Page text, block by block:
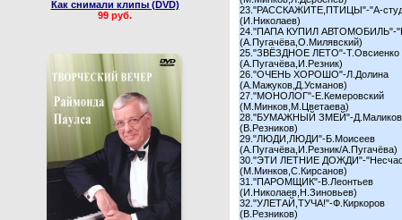
Как снимали клипы (DVD)
99 руб.
23."РАССКАЖИТЕ,ПТИЦЫ"-"А-
(И.Николаев)
24."ПАПА КУПИЛ АВТОМОБИЛЬ"-
(А.Пугачёва,О.Милявский)
25."ЗВЁЗДНОЕ ЛЕТО"-Т.Овсиенко
(А.Пугачёва,И.Резник)
26."ОЧЕНЬ ХОРОШО"-Л.Долина
(А.Мажуков,Д.Усманов)
27."МОНОЛОГ"-Е.Кемеровский
(М.Минков,М.Цветаева)
28."БУМАЖНЫЙ ЗМЕЙ"-Д.Маликов
(В.Резников)
29."ЛЮДИ,ЛЮДИ"-Б.Моисеев
(А.Пугачёва,И.Резник/А.Пугачёва)
30."ЭТИ ЛЕТНИЕ ДОЖДИ"-
(М.Минков,С.Кирсанов)
31."ПАРОМЩИК"-В.Леонтьев
(И.Николаев,Н.Зиновьев)
32."УЛЕТАЙ,ТУЧА!"-Ф.Киркоров
(В.Резников)